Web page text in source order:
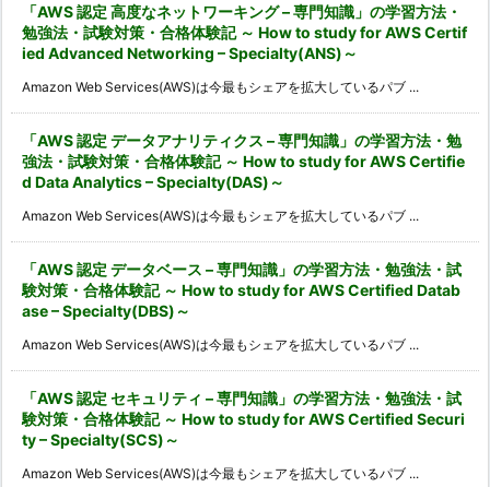
「AWS 認定 高度なネットワーキング – 専門知識」の学習方法・
勉強法・試験対策・合格体験記 ～ How to study for AWS Certif
ied Advanced Networking – Specialty(ANS)～
Amazon Web Services(AWS)は今最もシェアを拡大しているパブ ...
「AWS 認定 データアナリティクス – 専門知識」の学習方法・勉
強法・試験対策・合格体験記 ～ How to study for AWS Certifie
d Data Analytics – Specialty(DAS)～
Amazon Web Services(AWS)は今最もシェアを拡大しているパブ ...
「AWS 認定 データベース – 専門知識」の学習方法・勉強法・試
験対策・合格体験記 ～ How to study for AWS Certified Datab
ase – Specialty(DBS)～
Amazon Web Services(AWS)は今最もシェアを拡大しているパブ ...
「AWS 認定 セキュリティ – 専門知識」の学習方法・勉強法・試
験対策・合格体験記 ～ How to study for AWS Certified Securi
ty – Specialty(SCS)～
Amazon Web Services(AWS)は今最もシェアを拡大しているパブ ...